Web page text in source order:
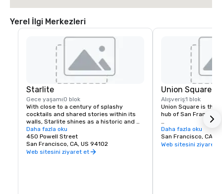
Yerel İlgi Merkezleri
Starlite
Gece yaşamı 0 blok
With close to a century of splashy
cocktails and shared stories within its
walls, Starlite shines as a historic and
revered San Francisco establishment.
Located on the top floor of Beacon
Grand.
Daha fazla oku
450 Powell Street
San Francisco, CA, US 94102
Web sitesini ziyaret et
Union Square
Alışveriş1 blok
Union Square is the
hub of San
It boasts the city’s
luxury, department
shopping, making it
Daha fazla oku
San Francisco, CA,
Web sitesini ziyaret